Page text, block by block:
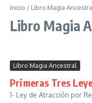
Inicio / Libro Magia
Libro Magia
Libro Magia Ancestral
Primeras Tres
1- Ley de Atracción por